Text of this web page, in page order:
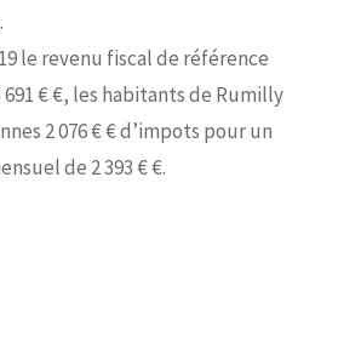
le revenu fiscal de référence
691 € €, les habitants de Rumilly
2 076 € € d’impots pour un
de 2 393 € €.